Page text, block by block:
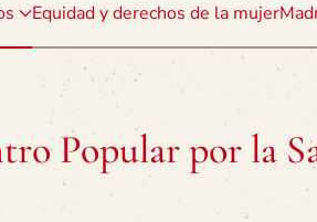
Equidad y derechos de la mujer
Popular por la